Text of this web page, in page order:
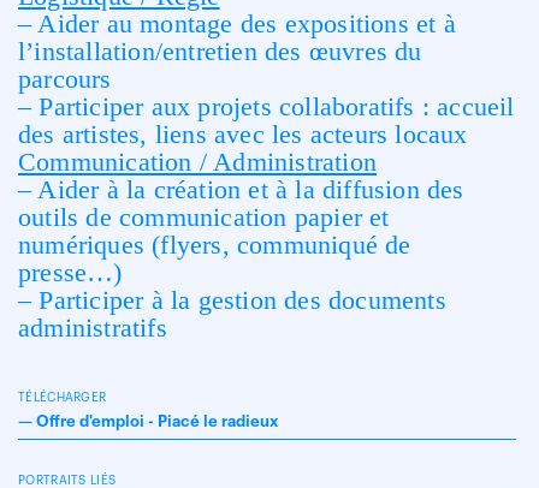
– Aider au montage des expositions et à
l’installation/entretien des œuvres du
parcours
– Participer aux projets collaboratifs : accueil
des artistes, liens avec les acteurs locaux
Communication / Administration
– Aider à la création et à la diffusion des
outils de communication papier et
numériques (flyers, communiqué de
presse…)
– Participer à la gestion des documents
administratifs
TÉLÉCHARGER
— Offre d'emploi - Piacé le radieux
PORTRAITS LIÉS